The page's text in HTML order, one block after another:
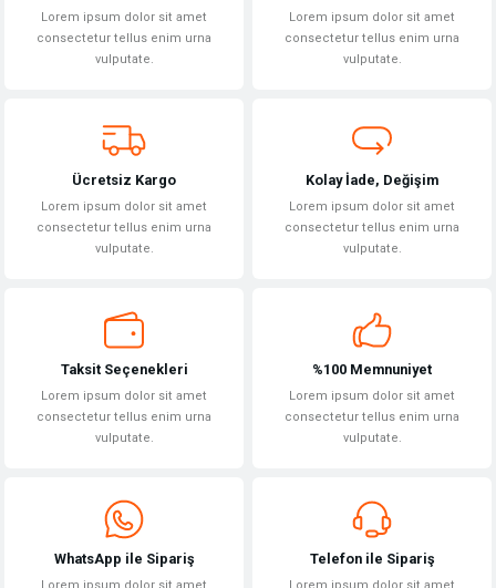
Ürün açıklamasında eksik bilgiler bulunuyor.
Ürün bilgilerinde hatalar bulunuyor.
Bu ürüne benzer farklı alternatifler olmalı.
Lorem ipsum dolor sit amet
consectetur tellus enim urna
vulputate.
Lorem ipsum dolor sit amet
consectetur tellus enim urna
vulputate.
Ücretsiz Kargo
Lorem ipsum dolor sit amet
consectetur tellus enim urna
vulputate.
Kolay İade, Değişim
Lorem ipsum dolor sit amet
consectetur tellus enim urna
vulputate.
Taksit Seçenekleri
Lorem ipsum dolor sit amet
consectetur tellus enim urna
vulputate.
%100 Memnuniyet
Lorem ipsum dolor sit amet
consectetur tellus enim urna
vulputate.
WhatsApp ile Sipariş Telefon ile Sipariş